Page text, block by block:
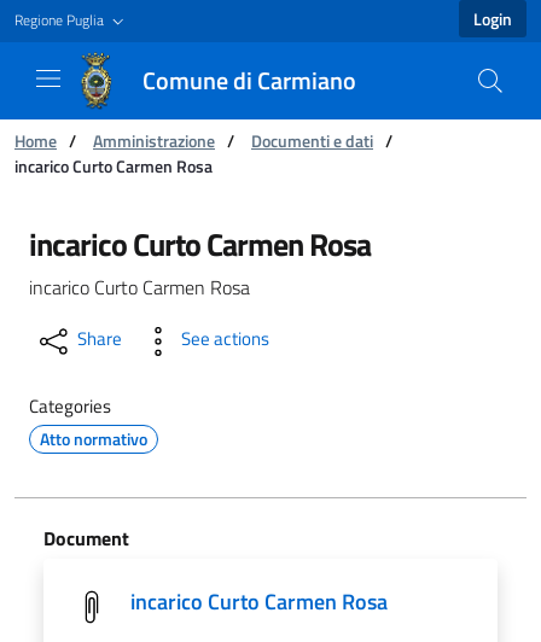
Regione Puglia Login
Comune di Carmiano
You are:
Home / Amministrazione / Documenti e dati /
incarico Curto Carmen Rosa
incarico Curto Carmen Rosa - Comune di
incarico Curto Carmen Rosa
incarico Curto Carmen Rosa
Share See actions
Categories
Atto normativo
Document
incarico Curto Carmen Rosa